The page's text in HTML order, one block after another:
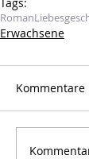
Roman
Erwachsene
Kommentare